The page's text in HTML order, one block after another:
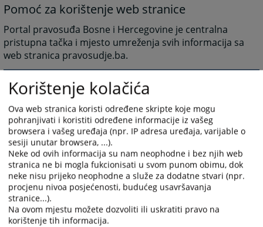
Pomoć za korištenje web stranice
Portal pravosuđa Bosne i Hercegovine je centralna
pristupna tačka i mjesto umreženja svih informacija sa
web stranica pravosudje.ba.
Korištenje kolačića
Ova web stranica koristi određene skripte koje mogu
pohranjivati i koristiti određene informacije iz vašeg
browsera i vašeg uređaja (npr. IP adresa uređaja, varijable o
sesiji unutar browsera, ...).
Neke od ovih informacija su nam neophodne i bez njih web
stranica ne bi mogla fukcionisati u svom punom obimu, dok
neke nisu prijeko neophodne a služe za dodatne stvari (npr.
procjenu nivoa posjećenosti, budućeg usavršavanja
stranice...).
Na ovom mjestu možete dozvoliti ili uskratiti pravo na
korištenje tih informacija.